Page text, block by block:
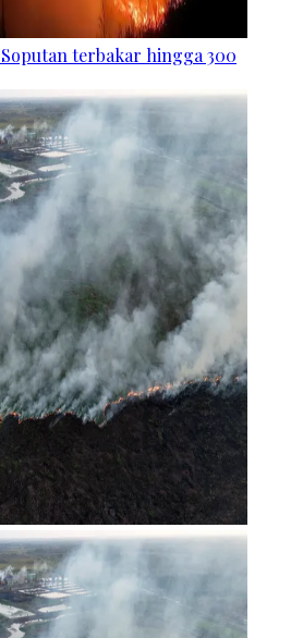
terbakar hingga 300